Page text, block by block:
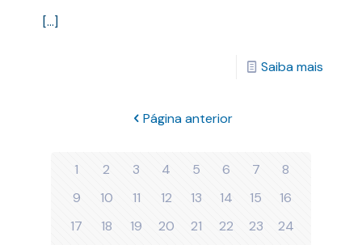
[…]
Saiba mais
Página anterior
1 2 3 4 5 6 7
8
9
10 11 12 13 14 15
16
17
18 19 20 21 22 23
24